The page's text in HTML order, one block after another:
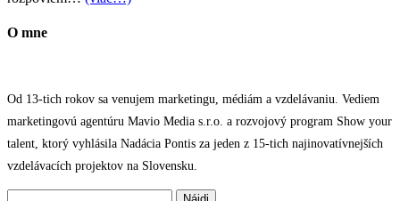
O mne
Od 13-tich rokov sa venujem marketingu, médiám a vzdelávaniu. Vediem
marketingovú agentúru Mavio Media s.r.o. a rozvojový program Show your
talent, ktorý vyhlásila Nadácia Pontis za jeden z 15-tich najinovatívnejších
vzdelávacích projektov na Slovensku.